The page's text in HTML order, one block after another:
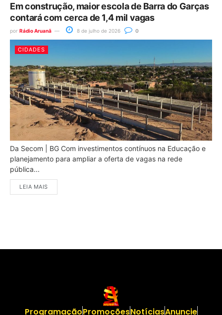
Em construção, maior escola de Barra do Garças
contará com cerca de 1,4 mil vagas
por Rádio Aruanã 8 de julho de 2026 0
CIDADES
Da Secom | BG Com investimentos contínuos na Educação e
planejamento para ampliar a oferta de vagas na rede
pública...
LEIA MAIS
ProgramaçãoPromoçõesNotíciasAnuncie